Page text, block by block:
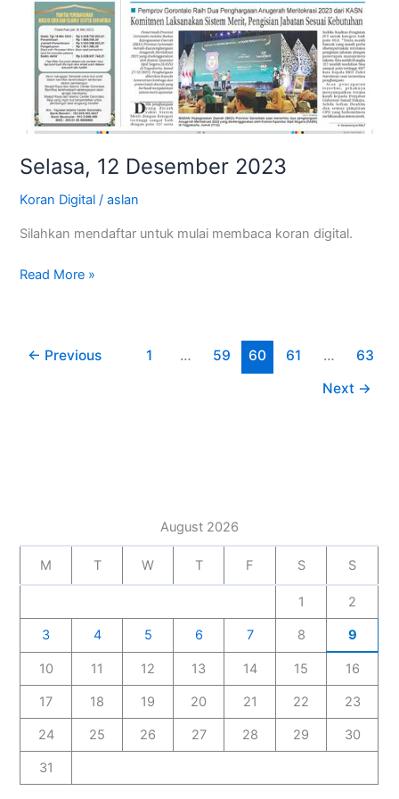
Selasa, 12 Desember 2023
Koran Digital /aslan
Silahkan mendaftar untuk mulai membaca koran digital.
Read More »
← Previous 1 … 59 60 61 …
63
Next →
August 2026
M T W T F S S
1 2
3 4 5 6 7 8 9
10 11 12 13 14 15 16
17 18 19 20 21 22 23
24 25 26 27 28 29 30
31